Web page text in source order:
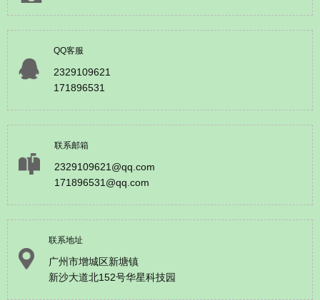
QQ客服
2329109621
171896531
联系邮箱
2329109621@qq.com
171896531@qq.com
联系地址
广州市增城区新塘镇
新沙大道北152号华星科技园